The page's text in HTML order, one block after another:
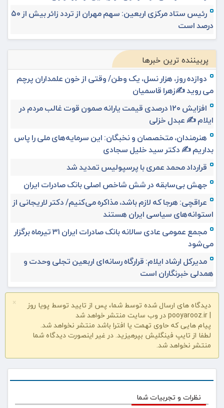
رئیس ستاد مرکزی اربعین: سهم مهران از تردد زائر بیش از ۵۰
درصد است
پربیننده ترین خبرها
دوازده روز، هزار نسل، یک وطن/ وقتی از خون علمداران پرچم
می روید ✍️زهرا قاسمیان
افزایش ۱۲۰ درصدی قیمت یارانه صمون قوت غالب مردم در
ایلام ✍️ عبدل خزلی
هنرمندان، متخصصان و نخبگان: این سرمایه‌های ملی را پاس
بداریم ✍️ دکتر سید خلیل سجادی
قرارداد محمد عمری با پرسپولیس تمدید شد
جهش بی‌سابقه در شش شاخص اصلی بانک صادرات ایران
عراقچی: هرجا که لازم باشد، مذاکره می‌کنیم/ دکتر لاریجانی از
استوانه‌های سیاسی ایران هستند
مجمع عمومی عادی سالانه بانک صادرات ایران ۳۱ تیرماه برگزار
می‌شود
مدیرکل ارشاد ایلام: قرارگاه رسانه‌ای اربعین تجلی وحدت و
همدلی خبرنگاران است
×
دیدگاه های ارسال شده توسط شما، پس از تایید توسط پویا روز
| pooyarooz.ir در وب سایت منتشر خواهد شد
پیام هایی که حاوی تهمت یا افترا باشد منتشر نخواهد شد.
لطفا از تایپ فینگلیش بپرهیزید. در غیر اینصورت دیدگاه شما
منتشر نخواهد شد.
نظرات و تجربیات شما